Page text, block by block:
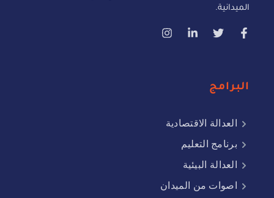
الميدانية.
البرامج
العدالة الاقتصادية
برنامج التعليم
العدالة البيئية
اصوات من الميدان